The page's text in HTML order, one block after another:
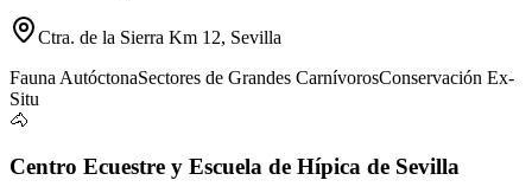
Ctra. de la Sierra Km 12, Sevilla
Fauna AutóctonaSectores de Grandes CarnívorosConservación Ex-
Situ
🐴
Centro Ecuestre y Escuela de Hípica de Sevilla